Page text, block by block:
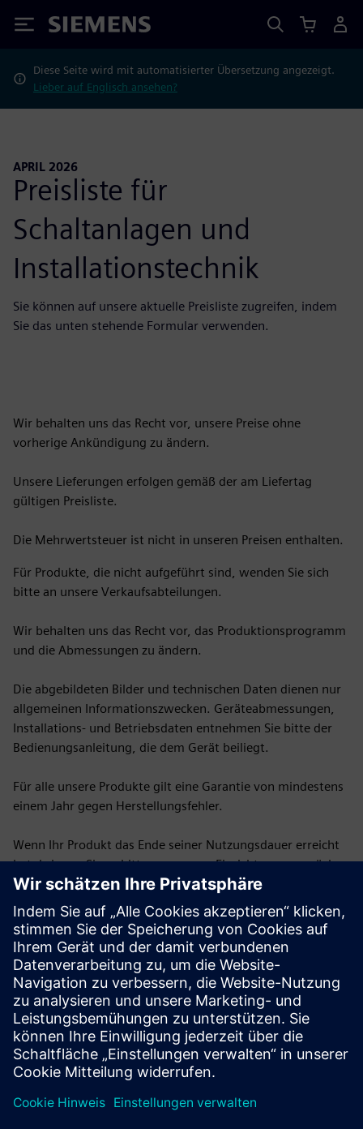
Siemens
Diese Seite wird mit automatisierter Übersetzung angezeigt.
Lieber auf Englisch ansehen?
APRIL 2026
Preisliste für
Schaltanlagen und
Installationstechnik
Sie können auf unsere aktuelle Preisliste zugreifen, indem
Sie das unten stehende Formular verwenden.
Wir behalten uns das Recht vor, unsere Preise ohne
vorherige Ankündigung zu ändern.
Unsere Lieferungen erfolgen gemäß der am Liefertag
gültigen Preisliste.
Die Mehrwertsteuer ist nicht in unseren Preisen enthalten.
Für Produkte, die nicht aufgeführt sind, wenden Sie sich
bitte an unsere Verkaufsabteilungen.
Wir behalten uns das Recht vor, das Produktionsprogramm
und die Abmessungen zu ändern.
Die abgebildeten Bilder und technischen Daten dienen nur
allgemeinen Informationszwecken. Geräteabmessungen,
Installations- und Betriebsdaten entnehmen Sie bitte der
Bedienungsanleitung, die dem Gerät beiliegt.
Für alle unsere Produkte gilt eine Garantie von mindestens
einem Jahr gegen Herstellungsfehler.
Wenn Ihr Produkt das Ende seiner Nutzungsdauer erreicht
hat, bringen Sie es bitte zu unseren Einrichtungen zurück,
um durch Abfallreduzierung und Recycling zum
Umweltschutz beizutragen.
Unsere Produkte entsprechen den technischen Vorschriften
der EU und tragen die CE-Kennzeichnung. Sie werden in
unseren nach dem TS-ISO-EN 9001-Qualitätssystem
zertifizierten Einrichtungen gemäß nationalen und
internationalen Standards unter Verwendung
umweltfreundlicher Systeme hergestellt.